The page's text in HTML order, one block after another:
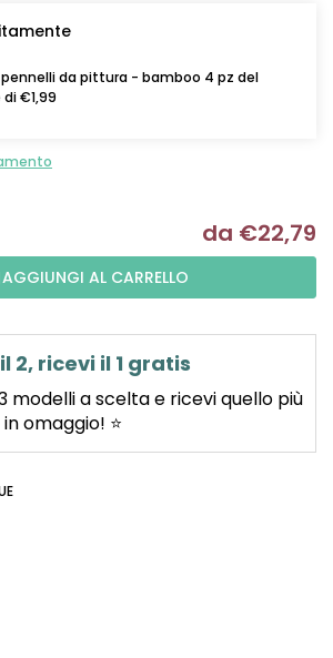
da pittura - bamboo 4 pz del
€1,99
da €22,79
AGGIUNGI AL CARRELLO
2, ricevi il 1 gratis
modelli a scelta e ricevi quello più
omaggio! ⭐